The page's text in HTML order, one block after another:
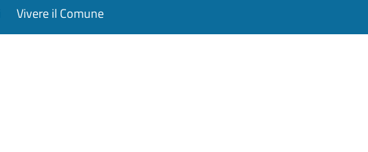
Vivere il Comune